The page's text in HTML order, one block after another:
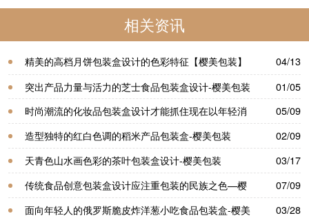
相关资讯
精美的高档月饼包装盒设计的色彩特征【樱美包装】
04/13
突出产品力量与活力的芝士食品包装盒设计-樱美包装
01/05
时尚潮流的化妆品包装盒设计才能抓住现在以年轻消
费者为主导的市场—樱美包装
05/09
造型独特的红白色调的稻米产品包装盒-樱美包装
02/09
天青色山水画色彩的茶叶包装盒设计-樱美包装
03/17
传统食品创意包装盒设计应注重包装的民族之色—樱
美包装
07/09
面向年轻人的俄罗斯脆皮炸洋葱小吃食品包装盒-樱美
03/28